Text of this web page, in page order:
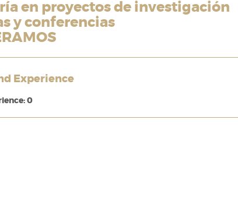
en proyectos de investigación
y conferencias
Experience
0